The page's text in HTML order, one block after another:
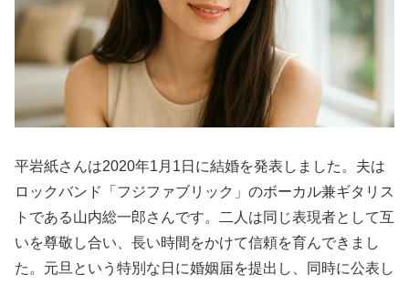
平岩紙さんは2020年1月1日に結婚を発表しました。夫は
ロックバンド「フジファブリック」のボーカル兼ギタリス
トである山内総一郎さんです。二人は同じ表現者として互
いを尊敬し合い、長い時間をかけて信頼を育んできまし
た。元旦という特別な日に婚姻届を提出し、同時に公表し